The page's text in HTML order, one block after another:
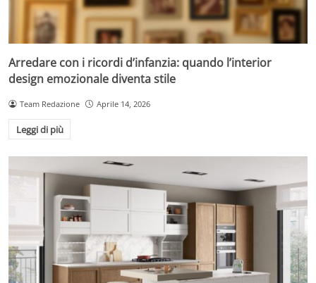
Arredare con i ricordi d’infanzia: quando l’interior
design emozionale diventa stile
Team Redazione Aprile 14, 2026
Leggi di più